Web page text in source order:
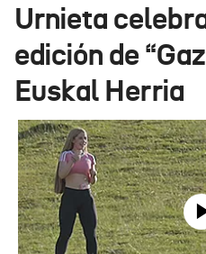
Urnieta
edición de
Euskal Herria